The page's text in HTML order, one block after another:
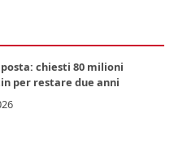
chiesti 80 milioni
per restare due anni